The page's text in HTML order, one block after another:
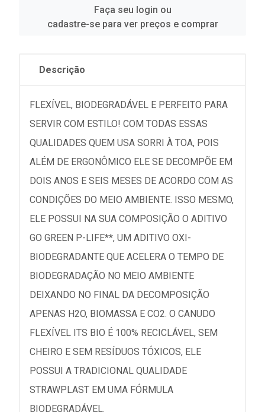
Faça seu login ou
cadastre-se para ver preços e comprar
Descrição
FLEXÍVEL, BIODEGRADÁVEL E PERFEITO PARA
SERVIR COM ESTILO! COM TODAS ESSAS
QUALIDADES QUEM USA SORRI À TOA, POIS
ALÉM DE ERGONÔMICO ELE SE DECOMPÕE EM
DOIS ANOS E SEIS MESES DE ACORDO COM AS
CONDIÇÕES DO MEIO AMBIENTE. ISSO MESMO,
ELE POSSUI NA SUA COMPOSIÇÃO O ADITIVO
GO GREEN P-LIFE**, UM ADITIVO OXI-
BIODEGRADANTE QUE ACELERA O TEMPO DE
BIODEGRADAÇÃO NO MEIO AMBIENTE
DEIXANDO NO FINAL DA DECOMPOSIÇÃO
APENAS H2O, BIOMASSA E CO2. O CANUDO
FLEXÍVEL ITS BIO É 100% RECICLÁVEL, SEM
CHEIRO E SEM RESÍDUOS TÓXICOS, ELE
POSSUI A TRADICIONAL QUALIDADE
STRAWPLAST EM UMA FÓRMULA
BIODEGRADÁVEL.